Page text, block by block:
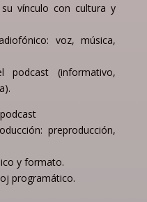
vínculo con cultura y
voz, música,
(informativo,
preproducción,
y formato.
programático.